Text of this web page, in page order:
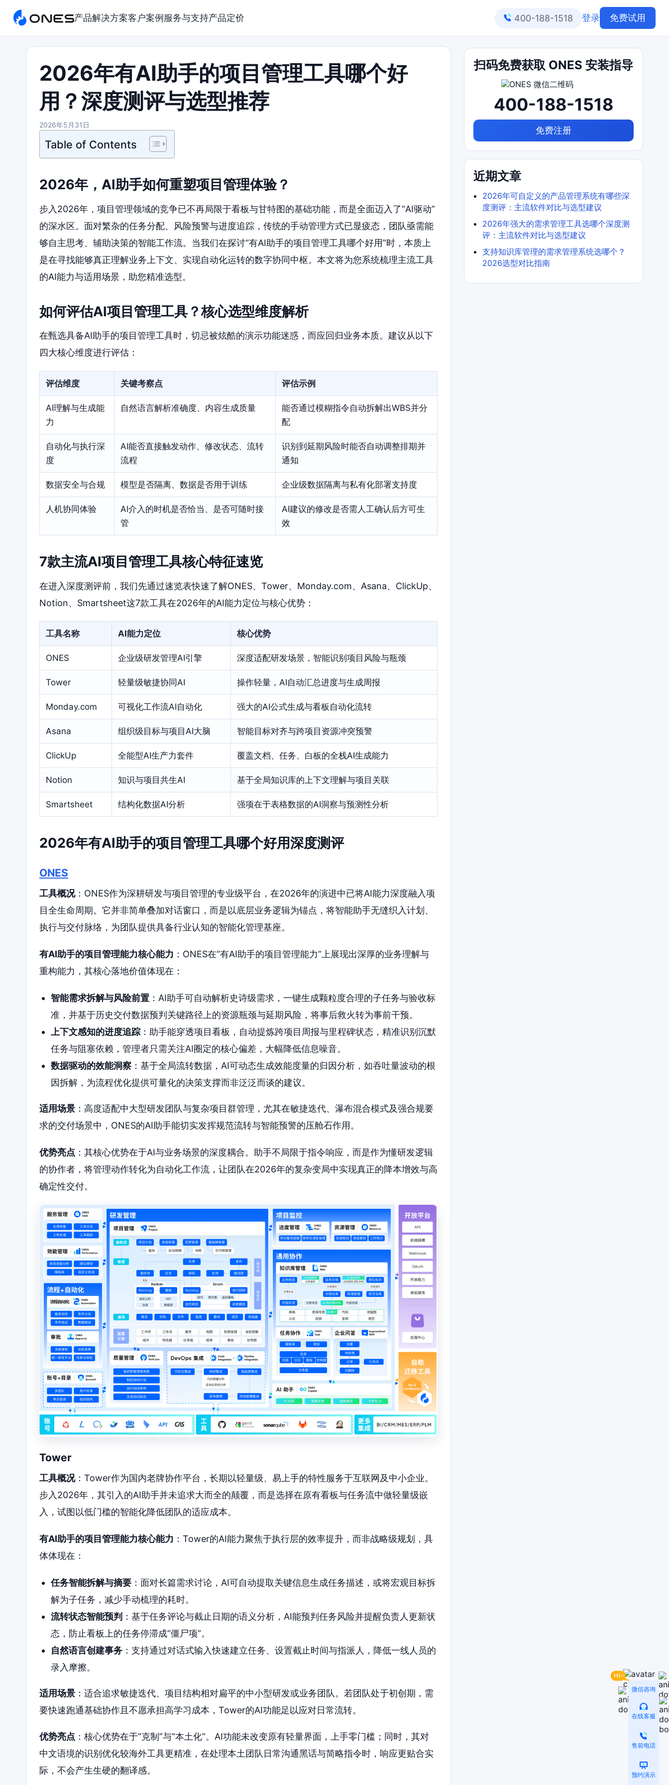
产品解决方案客户案例 服务与支持产品定价 400-188-1518 登录 免费试用
2026年有AI助手的项目管理工具哪个好
用？深度测评与选型推荐
2026年5月31日
Table of Contents
2026年，AI助手如何重塑项目管理体验？
步入2026年，项目管理领域的竞争已不再局限于看板与甘特图的基础功能，而是全面迈入了“AI驱动”
的深水区。面对繁杂的任务分配、风险预警与进度追踪，传统的手动管理方式已显疲态，团队亟需能
够自主思考、辅助决策的智能工作流。当我们在探讨“有AI助手的项目管理工具哪个好用”时，本质上
是在寻找能够真正理解业务上下文、实现自动化运转的数字协同中枢。本文将为您系统梳理主流工具
的AI能力与适用场景，助您精准选型。
如何评估AI项目管理工具？核心选型维度解析
在甄选具备AI助手的项目管理工具时，切忌被炫酷的演示功能迷惑，而应回归业务本质。建议从以下
四大核心维度进行评估：
评估维度 关键考察点 评估示例
AI理解与生成能
力
自然语言解析准确度、内容生成质量
能否通过模糊指令自动拆解出WBS并分
配
自动化与执行深
度
AI能否直接触发动作、修改状态、流转
流程
识别到延期风险时能否自动调整排期并
通知
数据安全与合规 模型是否隔离、数据是否用于训练 企业级数据隔离与私有化部署支持度
人机协同体验
AI介入的时机是否恰当、是否可随时接
管
AI建议的修改是否需人工确认后方可生
效
7款主流AI项目管理工具核心特征速览
在进入深度测评前，我们先通过速览表快速了解ONES、Tower、Monday.com、Asana、ClickUp、
Notion、Smartsheet这7款工具在2026年的AI能力定位与核心优势：
工具名称 AI能力定位 核心优势
ONES 企业级研发管理AI引擎 深度适配研发场景，智能识别项目风险与瓶颈
Tower 轻量级敏捷协同AI 操作轻量，AI自动汇总进度与生成周报
Monday.com 可视化工作流AI自动化 强大的AI公式生成与看板自动化流转
Asana 组织级目标与项目AI大脑 智能目标对齐与跨项目资源冲突预警
ClickUp 全能型AI生产力套件 覆盖文档、任务、白板的全栈AI生成能力
Notion 知识与项目共生AI 基于全局知识库的上下文理解与项目关联
Smartsheet 结构化数据AI分析 强项在于表格数据的AI洞察与预测性分析
2026年有AI助手的项目管理工具哪个好用深度测评
ONES
工具概况：ONES作为深耕研发与项目管理的专业级平台，在2026年的演进中已将AI能力深度融入项
目全生命周期。它并非简单叠加对话窗口，而是以底层业务逻辑为锚点，将智能助手无缝织入计划、
执行与交付脉络，为团队提供具备行业认知的智能化管理基座。
有AI助手的项目管理能力核心能力 ：ONES在“有AI助手的项目管理能力”上展现出深厚的业务理解与
重构能力，其核心落地价值体现在：
智能需求拆解与风险前置：AI助手可自动解析史诗级需求，一键生成颗粒度合理的子任务与验收标
准，并基于历史交付数据预判关键路径上的资源瓶颈与延期风险，将事后救火转为事前干预。
上下文感知的进度追踪：助手能穿透项目看板，自动提炼跨项目周报与里程碑状态，精准识别沉默
任务与阻塞依赖，管理者只需关注AI圈定的核心偏差，大幅降低信息噪音。
数据驱动的效能洞察：基于全局流转数据，AI可动态生成效能度量的归因分析，如吞吐量波动的根
因拆解，为流程优化提供可量化的决策支撑而非泛泛而谈的建议。
适用场景 ：高度适配中大型研发团队与复杂项目群管理，尤其在敏捷迭代、瀑布混合模式及强合规要
求的交付场景中，ONES的AI助手能切实发挥规范流转与智能预警的压舱石作用。
优势亮点 ：其核心优势在于AI与业务场景的深度耦合。助手不局限于指令响应，而是作为懂研发逻辑
的协作者，将管理动作转化为自动化工作流，让团队在2026年的复杂变局中实现真正的降本增效与高
确定性交付。
Tower
工具概况：Tower作为国内老牌协作平台，长期以轻量级、易上手的特性服务于互联网及中小企业。
步入2026年，其引入的AI助手并未追求大而全的颠覆，而是选择在原有看板与任务流中做轻量级嵌
入，试图以低门槛的智能化降低团队的适应成本。
有AI助手的项目管理能力核心能力 ：Tower的AI能力聚焦于执行层的效率提升，而非战略级规划，具
体体现在：
任务智能拆解与摘要：面对长篇需求讨论，AI可自动提取关键信息生成任务描述，或将宏观目标拆
解为子任务，减少手动梳理的耗时。
流转状态智能预判 ：基于任务评论与截止日期的语义分析，AI能预判任务风险并提醒负责人更新状
态，防止看板上的任务停滞成“僵尸项”。
自然语言创建事务：支持通过对话式输入快速建立任务、设置截止时间与指派人，降低一线人员的
录入摩擦。
适用场景 ：适合追求敏捷迭代、项目结构相对扁平的中小型研发或业务团队。若团队处于初创期，需
要快速跑通基础协作且不愿承担高学习成本，Tower的AI功能足以应对日常流转。
优势亮点 ：核心优势在于“克制”与“本土化”。AI功能未改变原有轻量界面，上手零门槛；同时，其对
中文语境的识别优化较海外工具更精准，在处理本土团队日常沟通黑话与简略指令时，响应更贴合实
际，不会产生生硬的翻译感。
扫码免费获取 ONES 安装指导
400-188-1518
免费注册
近期文章
2026年可自定义的产品管理系统有哪些深
度测评：主流软件对比与选型建议
2026年强大的需求管理工具选哪个深度测
评：主流软件对比与选型建议
支持知识库管理的需求管理系统选哪个？
2026选型对比指南
微信咨询
在线客服
售前电话
预约演示